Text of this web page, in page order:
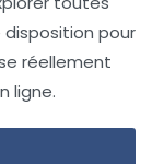
disposition pour
réellement
ligne.